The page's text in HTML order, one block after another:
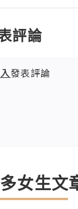
評論
發表評論
女生文